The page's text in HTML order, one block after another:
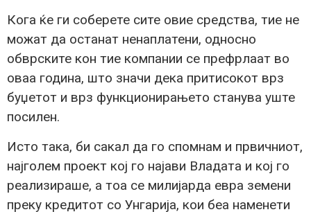
Кога ќе ги соберете сите овие средства, тие не
можат да останат ненаплатени, односно
обврските кон тие компании се префрлаат во
оваа година, што значи дека притисокот врз
буџетот и врз функционирањето станува уште
посилен.
Исто така, би сакал да го спомнам и првичниот,
најголем проект кој го најави Владата и кој го
реализираше, а тоа се милијарда евра земени
преку кредитот со Унгарија, кои беа наменети